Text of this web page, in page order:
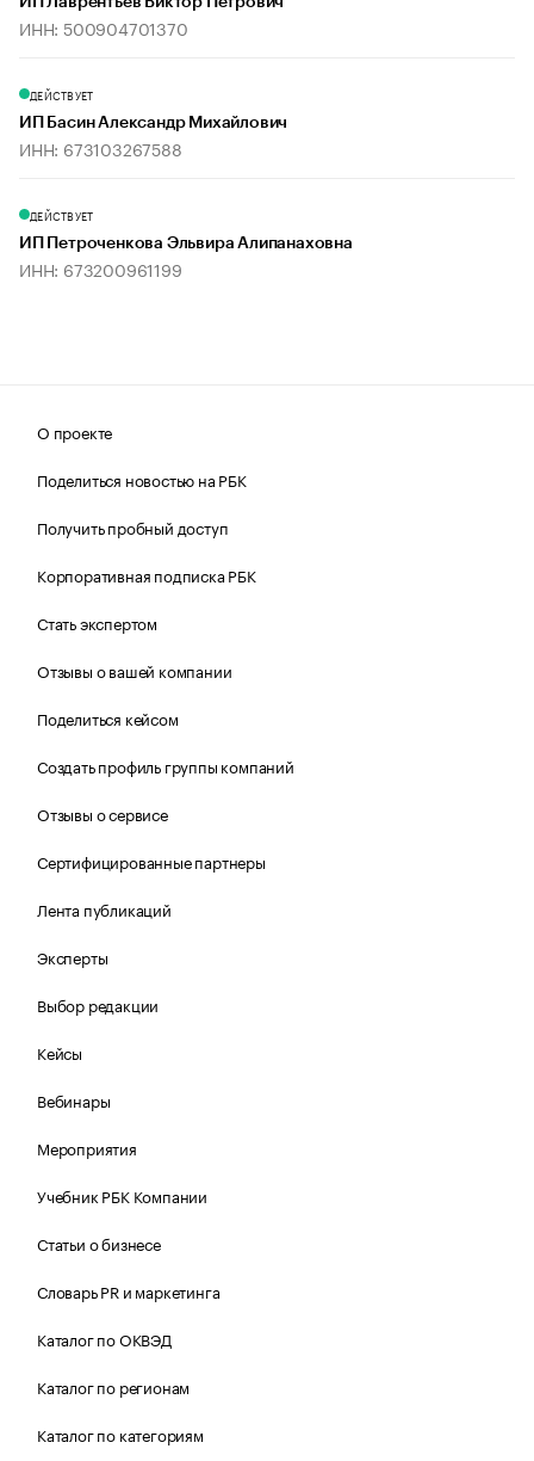
ИНН: 500904701370
ДЕЙСТВУЕТ
ИП Басин Александр Михайлович
ИНН: 673103267588
ДЕЙСТВУЕТ
ИП Петроченкова Эльвира Алипанаховна
ИНН: 673200961199
О проекте
Поделиться новостью на РБК
Получить пробный доступ
Корпоративная подписка РБК
Стать экспертом
Отзывы о вашей компании
Поделиться кейсом
Создать профиль группы компаний
Отзывы о сервисе
Сертифицированные партнеры
Лента публикаций
Эксперты
Выбор редакции
Кейсы
Вебинары
Мероприятия
Учебник РБК Компании
Статьи о бизнесе
Словарь PR и маркетинга
Каталог по ОКВЭД
Каталог по регионам
Каталог по категориям